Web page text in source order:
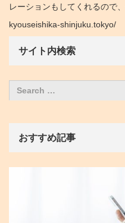
レーションもしてくれるので
kyouseishika-shinjuku.tokyo/
サイト内検索
おすすめ記事